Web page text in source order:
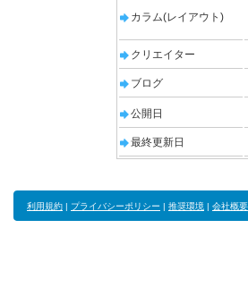
カラム(レイアウト)
クリエイター
ブログ
公開日
最終更新日
利用規約 | プライバシーポリシー | 推奨環境 | 会社概要